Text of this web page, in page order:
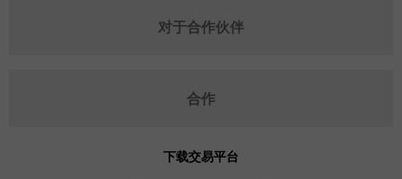
对于合作伙伴
合作
下载交易平台